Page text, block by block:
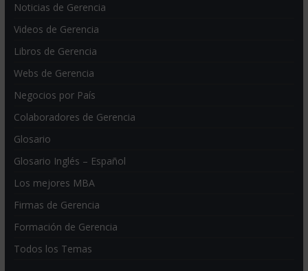
Noticias de Gerencia
Videos de Gerencia
Libros de Gerencia
Webs de Gerencia
Negocios por País
Colaboradores de Gerencia
Glosario
Glosario Inglés – Español
Los mejores MBA
Firmas de Gerencia
Formación de Gerencia
Todos los Temas